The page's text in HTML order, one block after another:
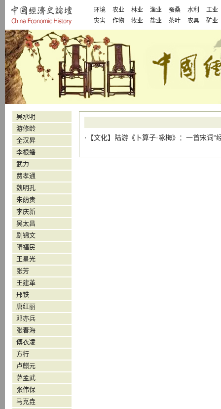
环境 农业 林业 渔业 蚕桑 水利
工业
灾害
作物 牧业 盐业 茶叶 农具 矿业
·【文化】 陆游《卜算子·咏梅》：一首宋词“
吴承明
游修龄
全汉昇
李根蟠
武力
费孝通
魏明孔
朱荫贵
李庆新
吴太昌
剧锦文
隋福民
王星光
张芳
王建革
邢铁
唐红丽
邓亦兵
张春海
傅衣凌
方行
卢麒元
萨孟武
张伟保
马克垚